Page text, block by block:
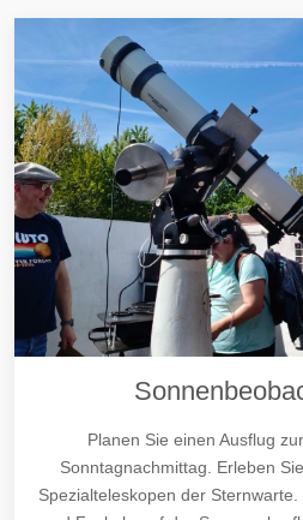
Planen Sie einen Ausflug
Sonntagnachmittag. Erleben
Spezialteleskopen der